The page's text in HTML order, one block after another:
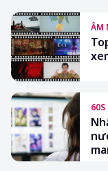
ÂM
60S